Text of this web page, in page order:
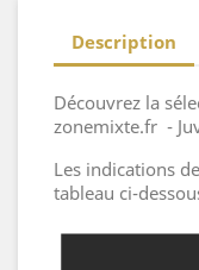
Description
Découvrez la
zonemixte.fr -
Les indications
tableau ci-